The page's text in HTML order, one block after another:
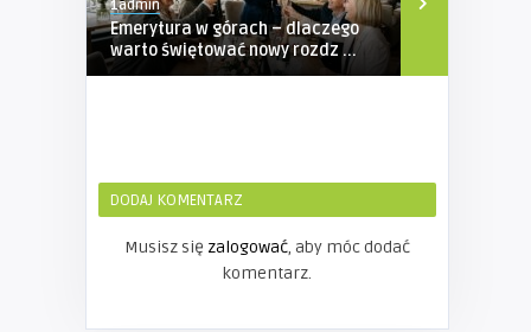
1admin
Emerytura w górach – dlaczego
warto świętować nowy rozdz ...
...
DODAJ KOMENTARZ
Musisz się zalogować, aby móc dodać
komentarz.